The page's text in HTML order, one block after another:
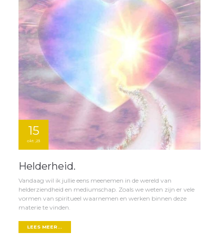
15
okt ,23
Helderheid.
Vandaag wil ik jullie eens meenemen in de wereld van
helderziendheid en mediumschap. Zoals we weten zijn er vele
vormen van spiritueel waarnemen en werken binnen deze
materie te vinden.
LEES MEER...